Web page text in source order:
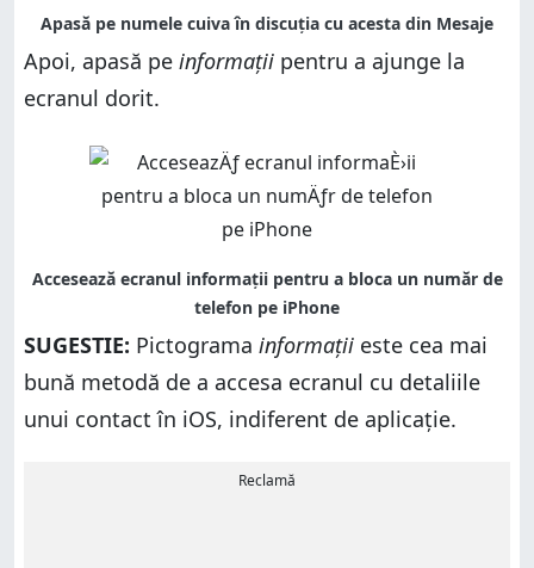
Apoi, apasă pe informații pentru a ajunge la
ecranul dorit.
SUGESTIE: Pictograma informații este cea mai
bună metodă de a accesa ecranul cu detaliile
unui contact în iOS, indiferent de aplicație.
Reclamă